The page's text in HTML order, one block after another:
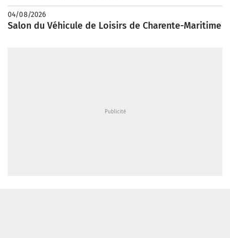
04/08/2026
Salon du Véhicule de Loisirs de Charente-Maritime